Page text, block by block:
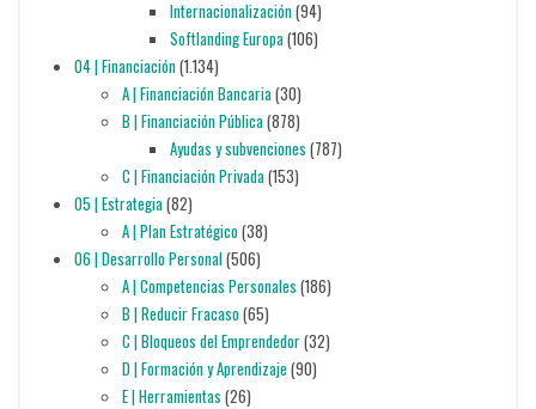
Internacionalización(94)
Softlanding Europa(106)
04 | Financiación(1.134)
A | Financiación Bancaria(30)
B | Financiación Pública(878)
Ayudas y subvenciones (787)
C | Financiación Privada(153)
05 | Estrategia(82)
A | Plan Estratégico(38)
06 | Desarrollo Personal(506)
A | Competencias Personales (186)
B | Reducir Fracaso(65)
C | Bloqueos del Emprendedor(32)
D | Formación y Aprendizaje (90)
E | Herramientas (26)